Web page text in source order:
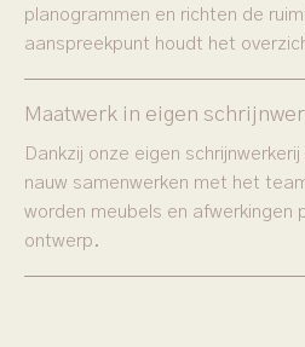
planogrammen en richten de
aanspreekpunt houdt het
Maatwerk in eigen
Dankzij onze eigen
nauw samenwerken met het
worden meubels en
ontwerp.